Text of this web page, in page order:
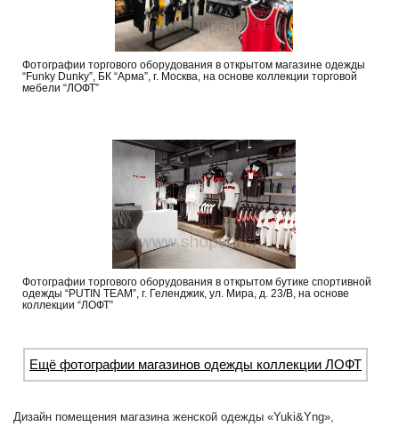
Фотографии торгового оборудования в открытом магазине одежды
“Funky Dunky”, БК “Арма”, г. Москва, на основе коллекции торговой
мебели “ЛОФТ”
Фотографии торгового оборудования в открытом бутике спортивной
одежды “PUTIN TEAM”, г. Геленджик, ул. Мира, д. 23/В, на основе
коллекции “ЛОФТ”
Ещё фотографии магазинов одежды коллекции ЛОФТ
Дизайн помещения магазина женской одежды «Yuki&Yng»,